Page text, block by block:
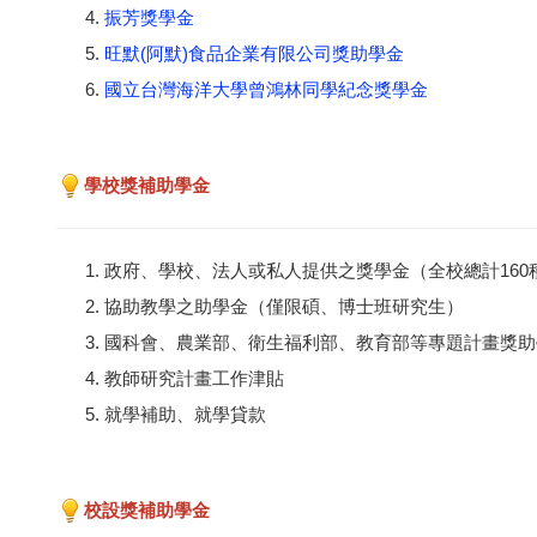
振芳獎學金
旺默(阿默)食品企業有限公司獎助學金
國立台灣海洋大學曾鴻林同學紀念獎學金
學校獎補助學金
政府、學校、法人或私人提供之獎學金（全校總計160
協助教學之助學金（僅限碩、博士班研究生）
國科會、農業部、衛生福利部、教育部等專題計畫獎
教師研究計畫工作津貼
就學補助、就學貸款
校設獎補助學金